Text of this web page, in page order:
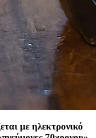
με ηλεκτρονικό